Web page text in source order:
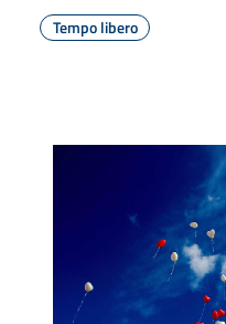
Tempo libero